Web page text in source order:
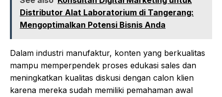
Distributor Alat Laboratorium di Tangerang:
Mengoptimalkan Potensi Bisnis Anda
Dalam industri manufaktur, konten yang berkualitas
mampu memperpendek proses edukasi sales dan
meningkatkan kualitas diskusi dengan calon klien
karena mereka sudah memiliki pemahaman awal